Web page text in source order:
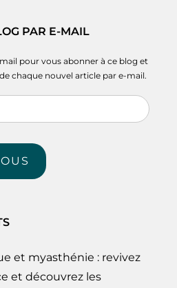
PAR E-MAIL
pour vous abonner à ce blog et
chaque nouvel article par e-mail.
et myasthénie : revivez
et découvrez les